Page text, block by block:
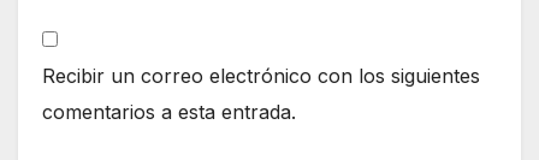
Recibir un correo electrónico con los siguientes
comentarios a esta entrada.